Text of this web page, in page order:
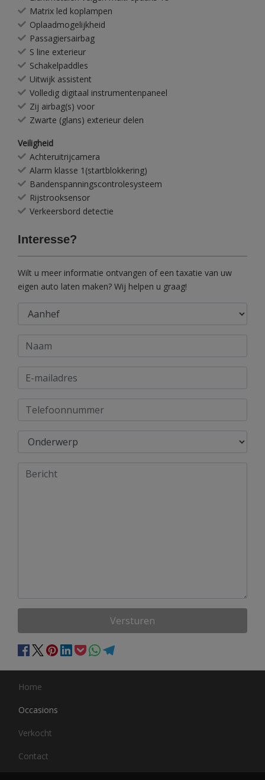
Matrix led koplampen
Oplaadmogelijkheid
Passagiersairbag
S line exterieur
Schakelpaddles
Uitwijk assistent
Volledig digitaal instrumentenpaneel
Zij airbag(s) voor
Zwarte (glans) exterieur delen
Veiligheid
Achteruitrijcamera
Alarm klasse 1(startblokkering)
Bandenspanningscontrolesysteem
Rijstrooksensor
Verkeersbord detectie
Interesse?
Wilt u meer informatie ontvangen of een taxatie van uw
eigen auto laten maken? Wij helpen u graag!
Versturen
Home
Occasions
Verkocht
Contact